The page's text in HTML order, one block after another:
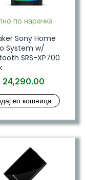
по нарачка
Sony Home
System w/
SRS-XP700
24,290.00
во кошница